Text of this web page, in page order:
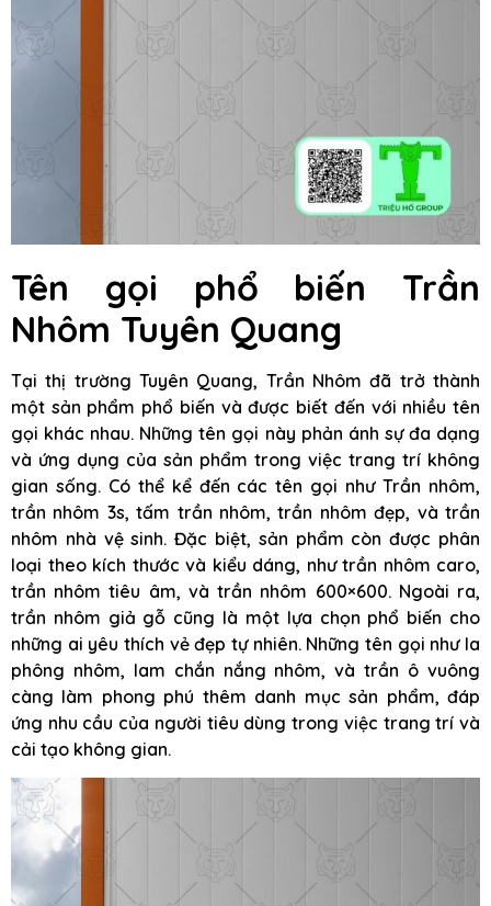
Tên gọi phổ biến Trần
Nhôm Tuyên Quang
Tại thị trường Tuyên Quang, Trần Nhôm đã trở thành
một sản phẩm phổ biến và được biết đến với nhiều tên
gọi khác nhau. Những tên gọi này phản ánh sự đa dạng
và ứng dụng của sản phẩm trong việc trang trí không
gian sống. Có thể kể đến các tên gọi như Trần nhôm,
trần nhôm 3s, tấm trần nhôm, trần nhôm đẹp, và trần
nhôm nhà vệ sinh. Đặc biệt, sản phẩm còn được phân
loại theo kích thước và kiểu dáng, như trần nhôm caro,
trần nhôm tiêu âm, và trần nhôm 600×600. Ngoài ra,
trần nhôm giả gỗ cũng là một lựa chọn phổ biến cho
những ai yêu thích vẻ đẹp tự nhiên. Những tên gọi như la
phông nhôm, lam chắn nắng nhôm, và trần ô vuông
càng làm phong phú thêm danh mục sản phẩm, đáp
ứng nhu cầu của người tiêu dùng trong việc trang trí và
cải tạo không gian.